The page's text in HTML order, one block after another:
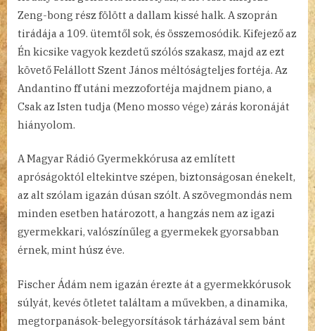
Zeng-bong rész fölött a dallam kissé halk. A szoprán
tirádája a 109. ütemtől sok, és összemosódik. Kifejező az
Én kicsike vagyok kezdetű szólós szakasz, majd az ezt
követő Felállott Szent János méltóságteljes fortéja. Az
Andantino ff utáni mezzofortéja majdnem piano, a
Csak az Isten tudja (Meno mosso vége) zárás koronáját
hiányolom.
A Magyar Rádió Gyermekkórusa az említett
apróságoktól eltekintve szépen, biztonságosan énekelt,
az alt szólam igazán dúsan szólt. A szövegmondás nem
minden esetben határozott, a hangzás nem az igazi
gyermekkari, valószínűleg a gyermekek gyorsabban
érnek, mint húsz éve.
Fischer Ádám nem igazán érezte át a gyermekkórusok
súlyát, kevés ötletet találtam a művekben, a dinamika,
megtorpanások-belegyorsítások tárházával sem bánt